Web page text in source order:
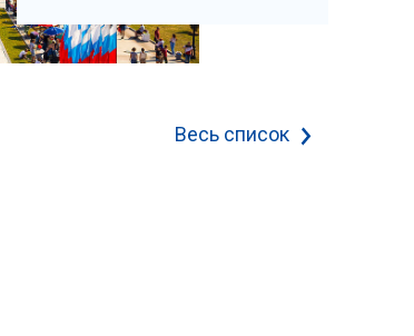
Весь список